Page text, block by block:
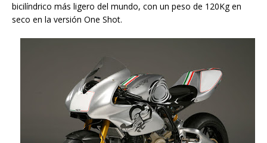
bicilíndrico más ligero del mundo, con un peso de 120Kg en
seco en la versión One Shot.